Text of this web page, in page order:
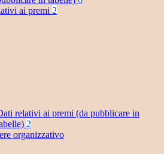
ai premi 2
relativi ai premi (da pubblicare in
2
organizzativo